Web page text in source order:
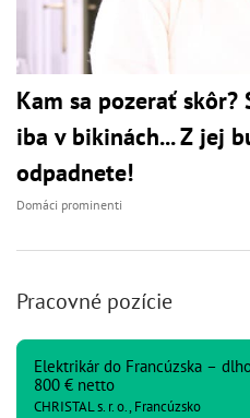
Kam sa pozerať
iba v bikinách... Z jej
odpadnete!
Domáci prominenti
Pracovné pozície
Elektrikár do Francúzska –
800 € netto
CHRISTAL s. r. o., Francúzsko